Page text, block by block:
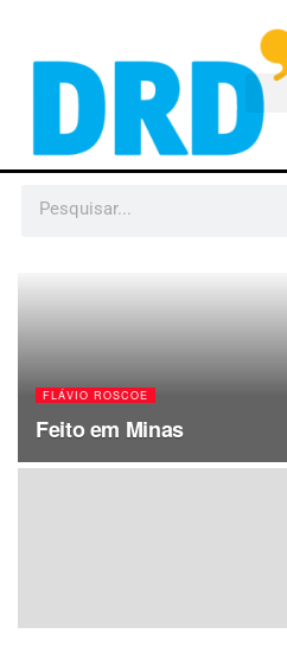
FLÁVIO ROSCOE
Feito em Minas